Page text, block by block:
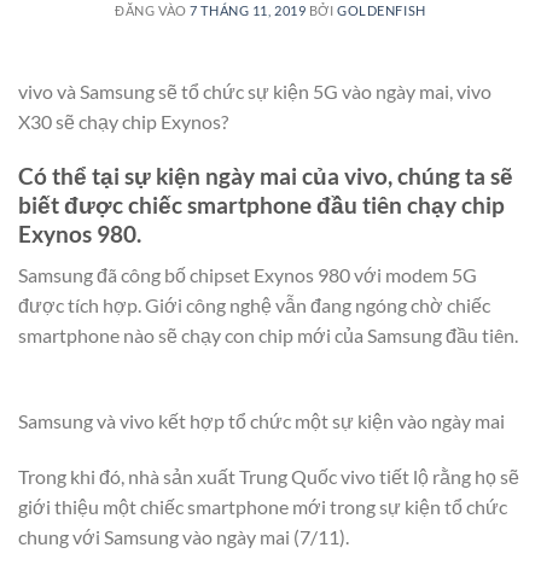
ĐĂNG VÀO7 THÁNG 11, 2019 BỞIGOLDENFISH
vivo và Samsung sẽ tổ chức sự kiện 5G vào ngày mai, vivo
X30 sẽ chạy chip Exynos?
Có thể tại sự kiện ngày mai của vivo, chúng ta sẽ
biết được chiếc smartphone đầu tiên chạy chip
Exynos 980.
Samsung đã công bố chipset Exynos 980 với modem 5G
được tích hợp. Giới công nghệ vẫn đang ngóng chờ chiếc
smartphone nào sẽ chạy con chip mới của Samsung đầu tiên.
Samsung và vivo kết hợp tổ chức một sự kiện vào ngày mai
Trong khi đó, nhà sản xuất Trung Quốc vivo tiết lộ rằng họ sẽ
giới thiệu một chiếc smartphone mới trong sự kiện tổ chức
chung với Samsung vào ngày mai (7/11).